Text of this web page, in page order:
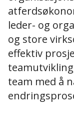
leder- og
og store
effektiv
team med å